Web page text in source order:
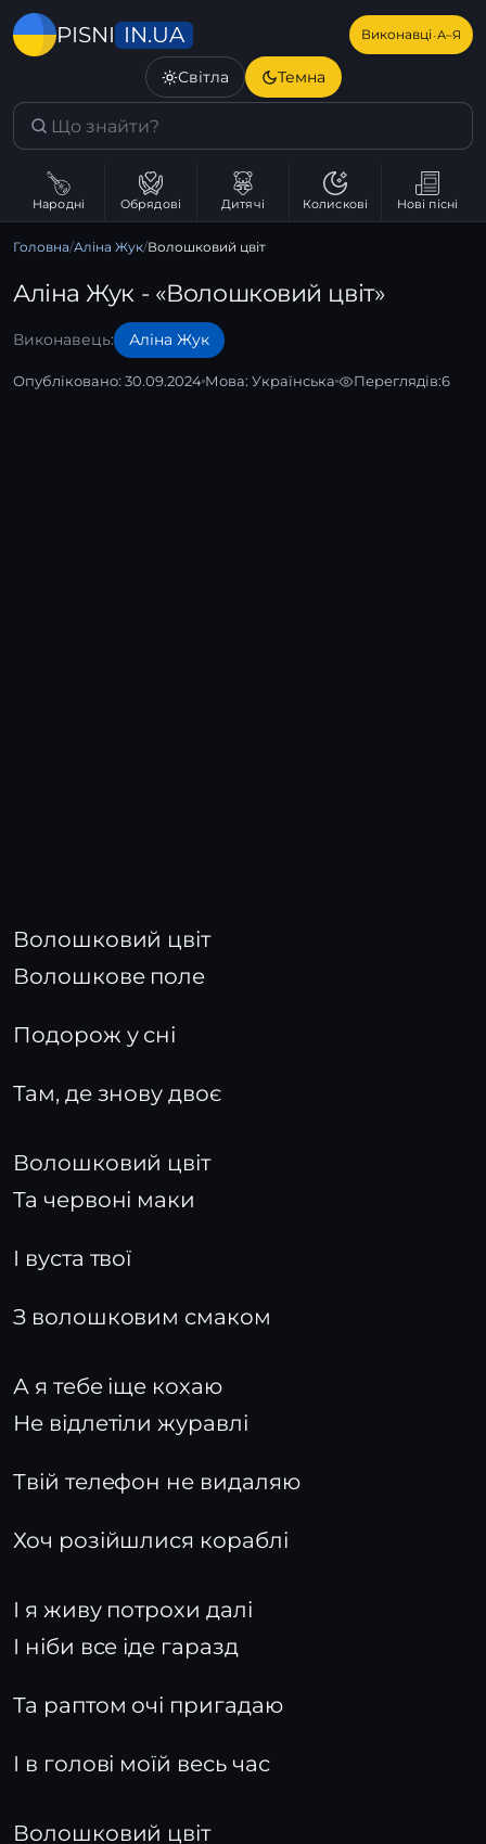
PISNI IN.UA Виконавці·А–Я
Світла Темна
Народні Обрядові Дитячі Колискові Нові пісні
Головна/Аліна Жук/Волошковий цвіт
Аліна Жук - «Волошковий цвіт»
Виконавець: Аліна Жук
Опубліковано: 30.09.2024 Мова: Українська Переглядів:6
Волошковий цвіт
Волошкове поле
Подорож у сні
Там, де знову двоє
Волошковий цвіт
Та червоні маки
І вуста твої
З волошковим смаком
А я тебе іще кохаю
Не відлетіли журавлі
Твій телефон не видаляю
Хоч розійшлися кораблі
І я живу потрохи далі
І ніби все іде гаразд
Та раптом очі пригадаю
І в голові моїй весь час
Волошковий цвіт